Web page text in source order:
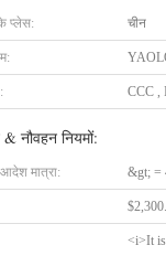
प्लेस: चीन
CCC ,
नौवहन नियमों:
मात्रा: &gt; =
<i>It